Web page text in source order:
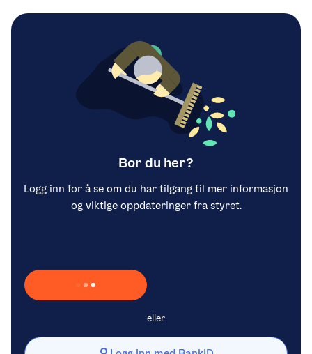
Bor du her?
Logg inn for å se om du har tilgang til mer informasjon
og viktige oppdateringer fra styret.
Laster inn Vipps …
eller